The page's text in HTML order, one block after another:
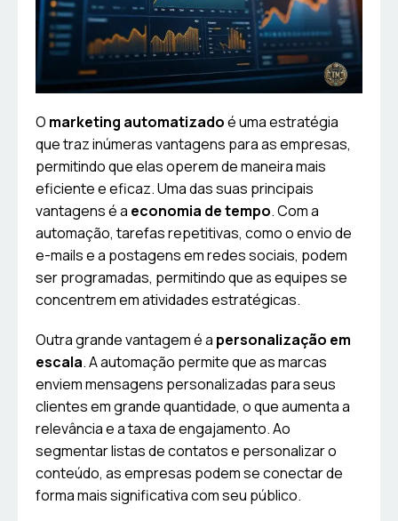
O marketing automatizadoé uma estratégia
que traz inúmeras vantagens para as empresas,
permitindo que elas operem de maneira mais
eficiente e eficaz. Uma das suas principais
vantagens é a economia de tempo. Com a
automação, tarefas repetitivas, como o envio de
e-mails e a postagens em redes sociais, podem
ser programadas, permitindo que as equipes se
concentrem em atividades estratégicas.
Outra grande vantagem é a personalização em
escala. A automação permite que as marcas
enviem mensagens personalizadas para seus
clientes em grande quantidade, o que aumenta a
relevância e a taxa de engajamento. Ao
segmentar listas de contatos e personalizar o
conteúdo, as empresas podem se conectar de
forma mais significativa com seu público.